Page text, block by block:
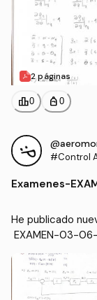
2 páginas
leaderboard0 personal_bag 0
#Control
Examenes-
He publicado
EXAMEN-03-